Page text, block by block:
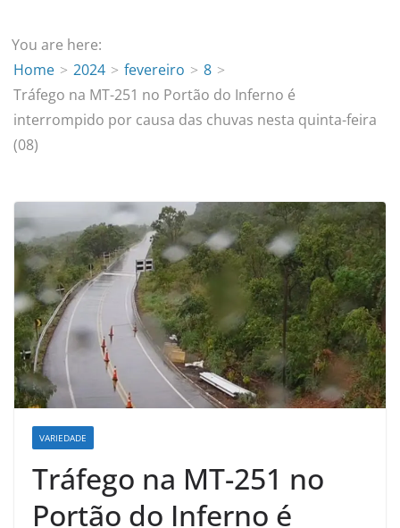
You are here:
Home
2024 fevereiro
8
Tráfego na MT-251 no Portão do Inferno é
interrompido por causa das chuvas nesta quinta-feira
(08)
VARIEDADE
Tráfego na MT-251 no
Portão do Inferno é